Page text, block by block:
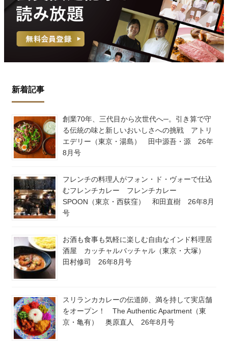
新着記事
創業70年、三代目から次世代へ─。引き算で守
る伝統の味と新しいおいしさへの挑戦 アトリ
エデリー（東京・湯島） 田中源吾・源 26年
8月号
フレンチの料理人がフォン・ド・ヴォーで仕込
むフレンチカレー フレンチカレー
SPOON（東京・西荻窪） 和田直樹 26年8月
号
お酒も食事も気軽に楽しむ自由なインド料理居
酒屋 カッチャルバッチャル（東京・大塚）
田村修司 26年8月号
スリランカカレーの伝道師、満を持して実店舗
をオープン！ The Authentic Apartment（東
京・亀有） 奥原直人 26年8月号